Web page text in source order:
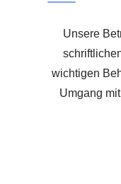
Unsere
wichtigen
Umgang